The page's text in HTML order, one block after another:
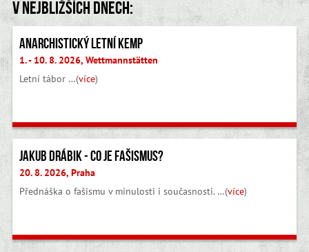
V nejbližších dnech:
Anarchistický letní kemp
1. - 10. 8. 2026, Wettmannstätten
Letní tábor …(více)
Jakub Drábik - Co je fašismus?
20. 8. 2026, Praha
Přednáška o fašismu v minulosti i současnosti. …(více)